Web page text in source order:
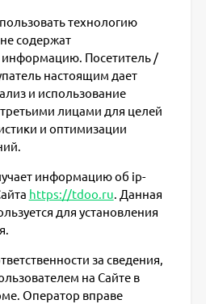
технологию
содержат
Посетитель /
настоящим дает
и использование
лицами для целей
и оптимизации
информацию об ip-
https://tdoo.ru. Данная
для установления
за сведения,
на Сайте в
Оператор вправе